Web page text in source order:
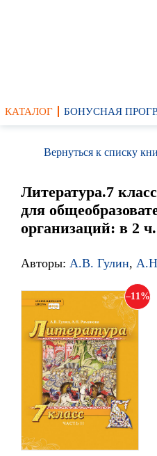
КАТАЛОГ БОНУСНАЯ
Вернуться к списку
Литература.7
для
организаций: в 2
Авторы: А.В. Гулин,
11